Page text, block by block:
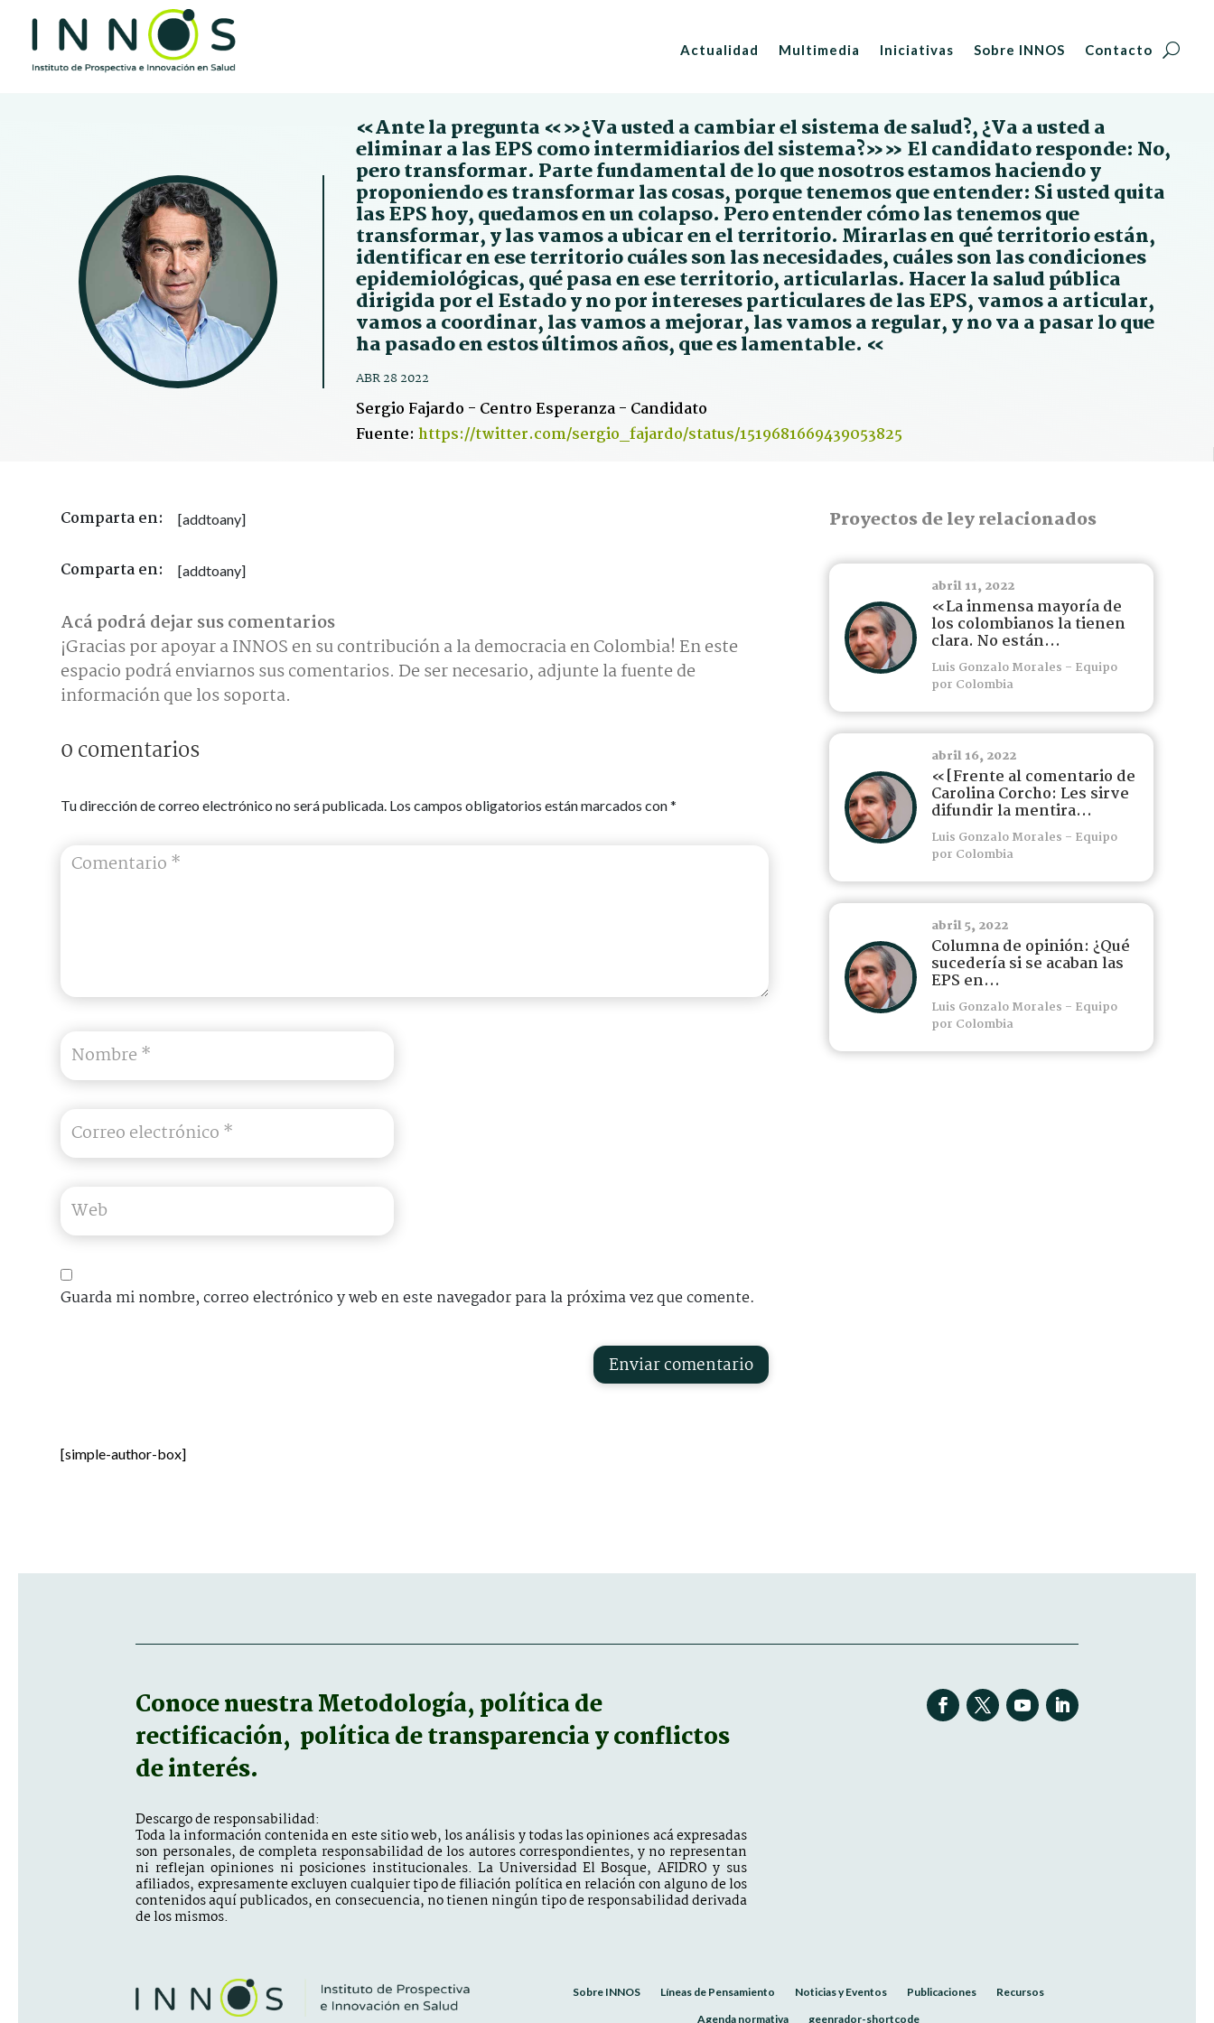
Actualidad Multimedia Iniciativas Sobre INNOS Contacto
«Ante la pregunta «»¿Va usted a cambiar el sistema de salud?, ¿Va a usted a
eliminar a las EPS como intermidiarios del sistema?»» El candidato responde: No,
pero transformar. Parte fundamental de lo que nosotros estamos haciendo y
proponiendo es transformar las cosas, porque tenemos que entender: Si usted quita
las EPS hoy, quedamos en un colapso. Pero entender cómo las tenemos que
transformar, y las vamos a ubicar en el territorio. Mirarlas en qué territorio están,
identificar en ese territorio cuáles son las necesidades, cuáles son las condiciones
epidemiológicas, qué pasa en ese territorio, articularlas. Hacer la salud pública
dirigida por el Estado y no por intereses particulares de las EPS, vamos a articular,
vamos a coordinar, las vamos a mejorar, las vamos a regular, y no va a pasar lo que
ha pasado en estos últimos años, que es lamentable. «
ABR 28 2022
Sergio Fajardo - Centro Esperanza - Candidato
Fuente:https://twitter.com/sergio_fajardo/status/1519681669439053825
Comparta en: [addtoany]
Comparta en: [addtoany]
Acá podrá dejar sus comentarios
¡Gracias por apoyar a INNOS en su contribución a la democracia en Colombia! En este
espacio podrá enviarnos sus comentarios. De ser necesario, adjunte la fuente de
información que los soporta.
0 comentarios
Tu dirección de correo electrónico no será publicada. Los campos obligatorios están marcados con*
Guarda mi nombre, correo electrónico y web en este navegador para la próxima vez que comente.
Enviar comentario
[simple-author-box]
Proyectos de ley relacionados
abril 11, 2022
«La inmensa mayoría de
los colombianos la tienen
clara. No están...
Luis Gonzalo Morales - Equipo
por Colombia
abril 16, 2022
«[Frente al comentario de
Carolina Corcho: Les sirve
difundir la mentira...
Luis Gonzalo Morales - Equipo
por Colombia
abril 5, 2022
Columna de opinión: ¿Qué
sucedería si se acaban las
EPS en...
Luis Gonzalo Morales - Equipo
por Colombia
Conoce nuestraMetodología, política de
rectificación, política de transparencia y conflictos
de interés.
Descargo de responsabilidad:
Toda la información contenida en este sitio web, los análisis y todas las opiniones acá expresadas
son personales, de completa responsabilidad de los autores correspondientes, y no representan
ni reflejan opiniones ni posiciones institucionales. La Universidad El Bosque, AFIDRO y sus
afiliados, expresamente excluyen cualquier tipo de filiación política en relación con alguno de los
contenidos aquí publicados, en consecuencia, no tienen ningún tipo de responsabilidad derivada
de los mismos.
Sobre INNOS Líneas de Pensamiento Noticias y Eventos Publicaciones
Recursos
Agenda normativa
geenrador-shortcode